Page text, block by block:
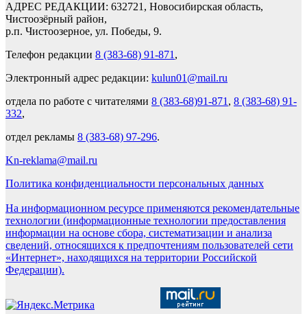
АДРЕС РЕДАКЦИИ: 632721, Новосибирская область,
Чистоозёрный район,
р.п. Чистоозерное, ул. Победы, 9.
Телефон редакции 8 (383-68) 91-871 ,
Электронный адрес редакции: kulun01@mail.ru
отдела по работе с читателями 8 (383-68)91-871 , 8 (383-68) 91-
332,
отдел рекламы 8 (383-68) 97-296.
Kn-reklama@mail.ru
Политика конфиденциальности персональных данных
На информационном ресурсе применяются рекомендательные
технологии (информационные технологии предоставления
информации на основе сбора, систематизации и анализа
сведений, относящихся к предпочтениям пользователей сети
«Интернет», находящихся на территории Российской
Федерации).